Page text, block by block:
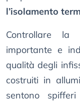
l’isolamento
Controllare la
importante e
qualità degli
costruiti in
sentono